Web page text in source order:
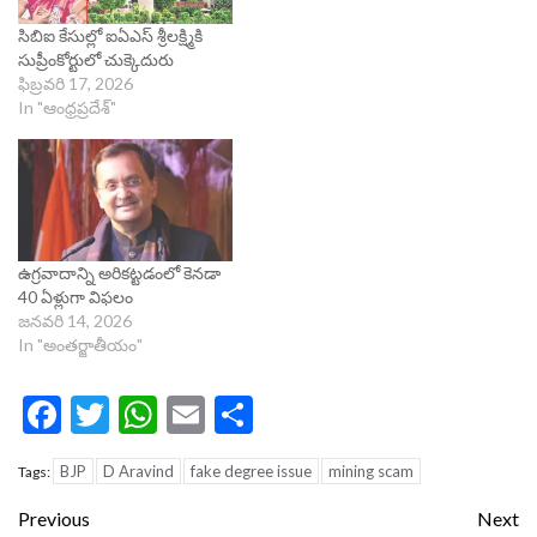
సిబిఐ కేసుల్లో ఐఏఎస్ శ్రీలక్ష్మికి
సుప్రీంకోర్టులో చుక్కెదురు
ఫిబ్రవరి 17, 2026
In "ఆంధ్రప్రదేశ్"
ఉగ్రవాదాన్ని అరికట్టడంలో కెనడా
40 ఏళ్లుగా విఫలం
జనవరి 14, 2026
In "అంతర్జాతీయం"
Facebook
Twitter
WhatsApp
Email
Tags: BJP D Aravind fake degree issue mining scam
Continue
Previous Next